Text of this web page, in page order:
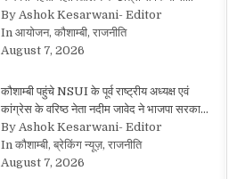
By Ashok Kesarwani- Editor
In आयोजन, कौशाम्बी, राजनीति
August 7, 2026
कौशाम्बी पहुंचे NSUI के पूर्व राष्ट्रीय अध्यक्ष एवं
कांग्रेस के वरिष्ठ नेता नदीम जावेद ने भाजपा सरका…
By Ashok Kesarwani- Editor
In कौशाम्बी, ब्रेकिंग न्यूज़, राजनीति
August 7, 2026